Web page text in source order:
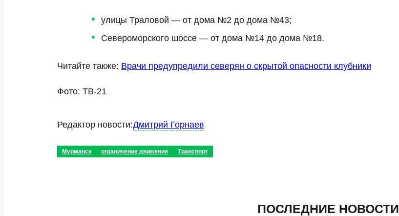
улицы Траловой — от дома №2 до дома №43;
Североморского шоссе — от дома №14 до дома №18.
Читайте также: Врачи предупредили северян о скрытой опасности клубники
Фото: ТВ-21
Редактор новости:Дмитрий Горнаев
Мурманск ограничение движения Транспорт
ПОСЛЕДНИЕ НОВОСТИ